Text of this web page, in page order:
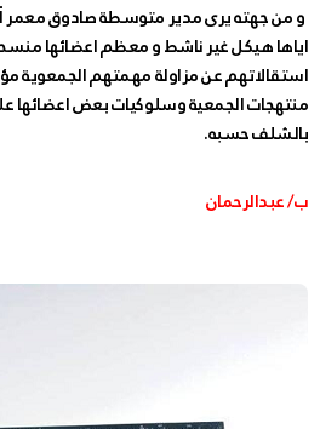
و من جهته يرى مدير متوسطة صادوق معمر
اياها هيكل غير ناشط و معظم اعضائها
استقالاتهم عن مزاولة مهمتهم الجمعوية
منتهجات الجمعية وسلوكيات بعض اعضائها
بالشلف حسبه.
ب/ عبدالرحمان